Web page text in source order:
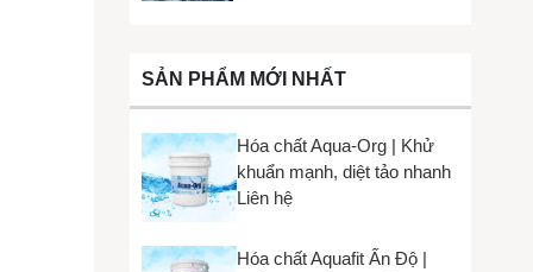
SẢN PHẨM MỚI NHẤT
Hóa chất Aqua-Org | Khử
khuẩn mạnh, diệt tảo nhanh
Liên hệ
Hóa chất Aquafit Ấn Độ |